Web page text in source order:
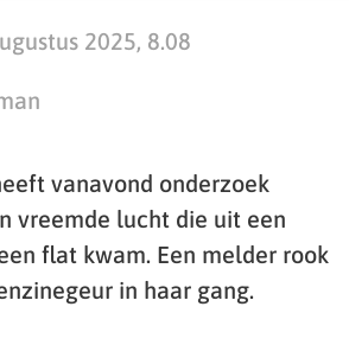
2025, 8.08
vanavond onderzoek
vreemde lucht die uit een
flat kwam. Een melder rook
in haar gang.